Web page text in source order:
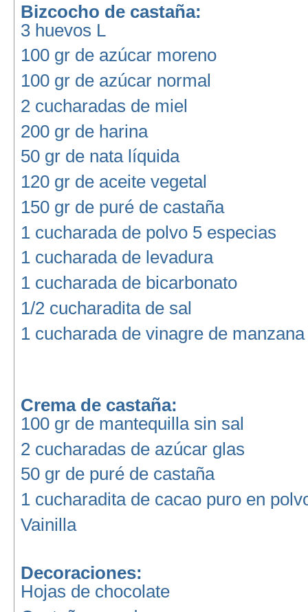
Bizcocho de castaña:
3 huevos L
100 gr de azúcar moreno
100 gr de azúcar normal
2 cucharadas de miel
200 gr de harina
50 gr de nata líquida
120 gr de aceite vegetal
150 gr de puré de castaña
1 cucharada de polvo 5 especias
1 cucharada de levadura
1 cucharada de bicarbonato
1/2 cucharadita de sal
1 cucharada de vinagre de manzana
Crema de castaña:
100 gr de mantequilla sin sal
2 cucharadas de azúcar glas
50 gr de puré de castaña
1 cucharadita de cacao puro en
Vainilla
Decoraciones:
Hojas de chocolate